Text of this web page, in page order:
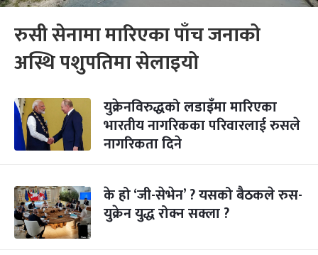
रुसी सेनामा मारिएका पाँच जनाको
अस्थि पशुपतिमा सेलाइयो
युक्रेनविरुद्धको लडाइँमा मारिएका
भारतीय नागरिकका परिवारलाई रुसले
नागरिकता दिने
के हो ‘जी-सेभेन’ ? यसको बैठकले रुस-
युक्रेन युद्ध रोक्न सक्ला ?